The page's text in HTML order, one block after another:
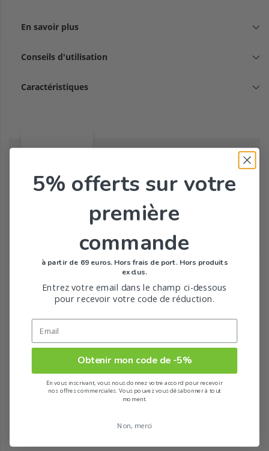
En savoir plus
Conseils d'utilisation
Caractéristiques
Tous les produits de la marque
Toute la gamme de Arkogélules de ARKOPHARMA
5% offerts sur votre
première
commande
à partir de 69 euros. Hors frais de port. Hors produits
exclus.
Entrez votre email dans le champ ci-dessous
pour recevoir votre code de réduction.
Obtenir mon code de -5%
En vous inscrivant, vous nous donnez votre accord pour recevoir
nos offres commerciales. Vous pouvez vous désabonner à tout
moment.
Non, merci